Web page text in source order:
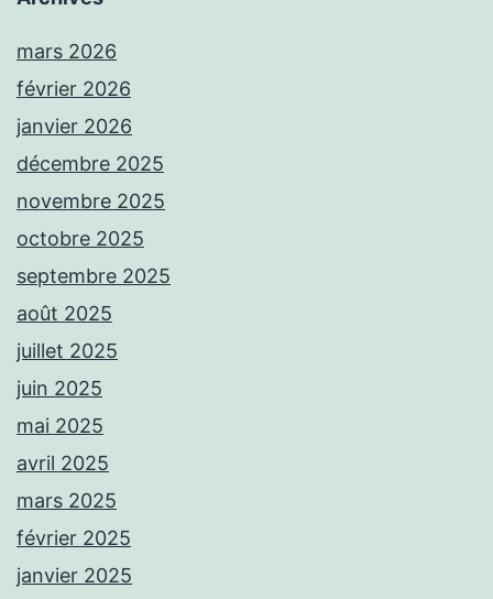
mars 2026
février 2026
janvier 2026
décembre 2025
novembre 2025
octobre 2025
septembre 2025
août 2025
juillet 2025
juin 2025
mai 2025
avril 2025
mars 2025
février 2025
janvier 2025